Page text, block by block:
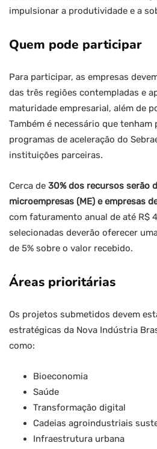
impulsionar a produtividade e a
Quem pode participar
Para participar, as empresas
das três regiões contempladas e
maturidade empresarial, além de
Também é necessário que tenham
programas de aceleração do
instituições parceiras.
Cerca de 30% dos recursos serão
microempresas (ME) e empresas
com faturamento anual de até R$
selecionadas deverão oferecer
de 5% sobre o valor recebido.
Áreas prioritárias
Os projetos submetidos devem
estratégicas da Nova Indústria
como:
Bioeconomia
Saúde
Transformação digital
Cadeias agroindustriais
Infraestrutura urbana